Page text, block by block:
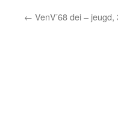
← VenV’68 dei –